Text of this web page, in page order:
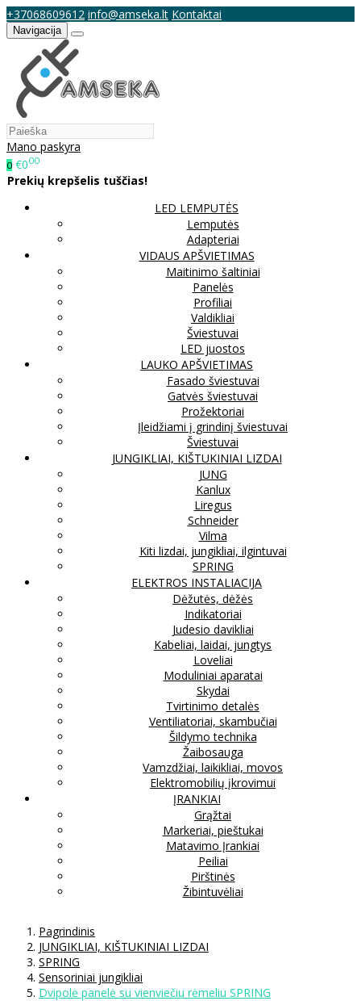
+37068609612 info@amseka.lt Kontaktai
Navigacija
Mano paskyra
0 €000
Prekių krepšelis tuščias!
LED LEMPUTĖS
Lemputės
Adapteriai
VIDAUS APŠVIETIMAS
Maitinimo šaltiniai
Panelės
Profiliai
Valdikliai
Šviestuvai
LED juostos
LAUKO APŠVIETIMAS
Fasado šviestuvai
Gatvės šviestuvai
Prožektoriai
Įleidžiami į grindinį šviestuvai
Šviestuvai
JUNGIKLIAI, KIŠTUKINIAI LIZDAI
JUNG
Kanlux
Liregus
Schneider
Vilma
Kiti lizdai, jungikliai, ilgintuvai
SPRING
ELEKTROS INSTALIACIJA
Dėžutės, dėžės
Indikatoriai
Judesio davikliai
Kabeliai, laidai, jungtys
Loveliai
Moduliniai aparatai
Skydai
Tvirtinimo detalės
Ventiliatoriai, skambučiai
Šildymo technika
Žaibosauga
Vamzdžiai, laikikliai, movos
Elektromobilių įkrovimui
ĮRANKIAI
Grąžtai
Markeriai, pieštukai
Matavimo Įrankiai
Peiliai
Pirštinės
Žibintuvėliai
Pagrindinis
JUNGIKLIAI, KIŠTUKINIAI LIZDAI
SPRING
Sensoriniai jungikliai
Dvipolė panelė su vienviečiu rėmeliu SPRING